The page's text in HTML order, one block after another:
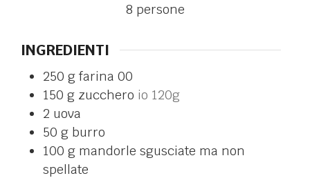
8 persone
INGREDIENTI
250 g farina 00
150 g zucchero io 120g
2 uova
50 g burro
100 g mandorle sgusciate ma non
spellate